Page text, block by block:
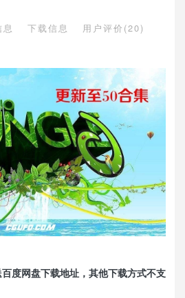
下载信息 用户评价(20)
度网盘下载地址，其他下载方式不支